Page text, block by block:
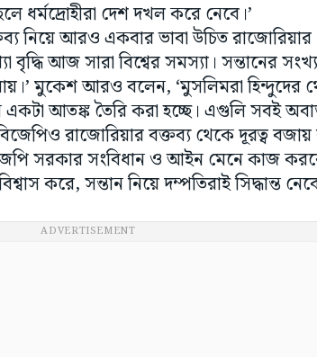
ধর্মদ্রোহীরা দেশ দখল করে নেবে।’
নিয়ে আরও একবার ভাবা উচিত
বৃদ্ধি আজ সারা বিশ্বের সমস্যা। সন্তানের
মুকেশ আরও বলেন, ‘মুসলিমরা হিন্দুদের
একটা আতঙ্ক তৈরি করা হচ্ছে। এগুলি সবই
রাজোরিয়ার বক্তব্য থেকে দূরত্ব বজায়
সরকার সংবিধান ও আইন মেনে কাজ
করে, সন্তান নিয়ে দম্পতিরাই সিদ্ধান্ত
ADVERTISEMENT